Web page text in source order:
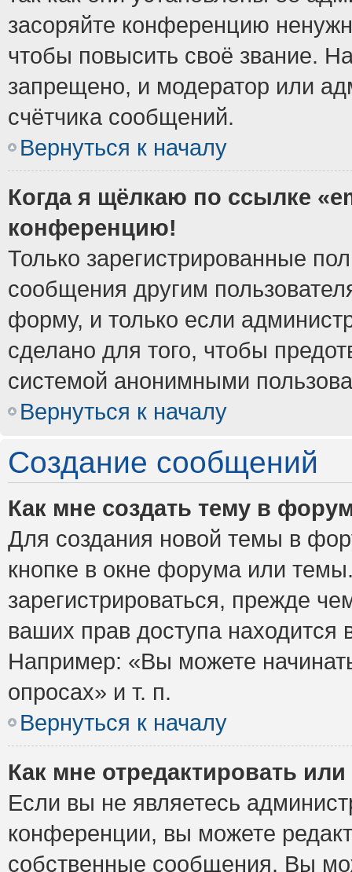
засоряйте конференцию
чтобы повысить своё звание.
запрещено, и модератор или
счётчика сообщений.
Вернуться к началу
Когда я щёлкаю по ссылке
конференцию!
Только зарегистрированные
сообщения другим
форму, и только если
сделано для того, чтобы
системой анонимными
Вернуться к началу
Создание сообщений
Как мне создать тему в
Для создания новой темы в
кнопке в окне форума или
зарегистрироваться, прежде
ваших прав доступа
Например: «Вы можете
опросах» и т. п.
Вернуться к началу
Как мне отредактировать
Если вы не являетесь
конференции, вы можете
собственные сообщения. Вы